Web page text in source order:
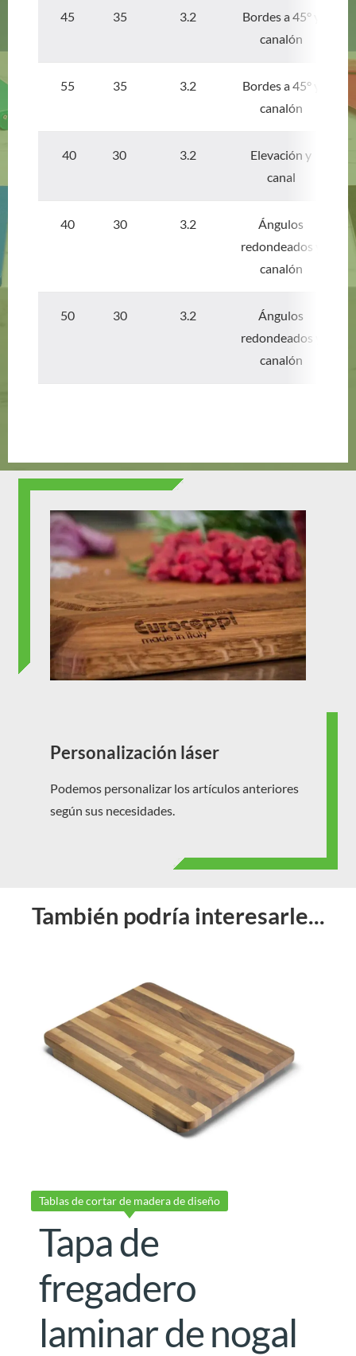
45 35 3.2
Bordes a 45° y
canalón
55 35 3.2
Bordes a 45° y
canalón
40 30 3.2
Elevación y
canal
40 30 3.2
Ángulos
redondeados y
canalón
50 30 3.2
Ángulos
redondeados y
canalón
Personalización láser
Podemos personalizar los artículos anteriores
según sus necesidades.
También podría interesarle...
Tablas de cortar de madera de diseño
Tapa de
fregadero
laminar de nogal